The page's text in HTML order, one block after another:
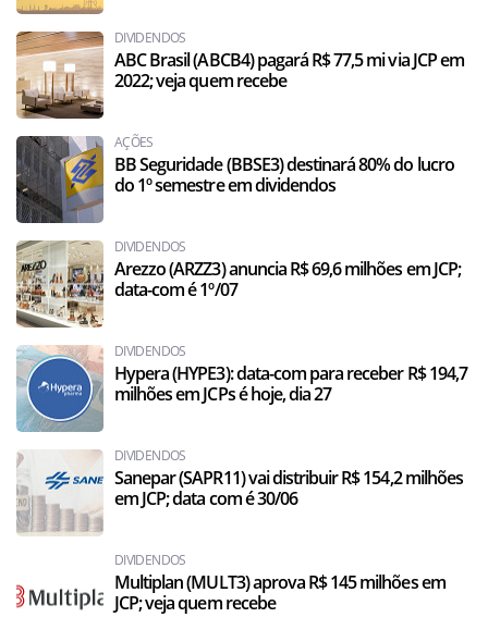
DIVIDENDOS
ABC Brasil (ABCB4) pagará R$ 77,5 mi via JCP em
2022; veja quem recebe
AÇÕES
BB Seguridade (BBSE3) destinará 80% do lucro
do 1º semestre em dividendos
DIVIDENDOS
Arezzo (ARZZ3) anuncia R$ 69,6 milhões em JCP;
data-com é 1º/07
DIVIDENDOS
Hypera (HYPE3): data-com para receber R$ 194,7
milhões em JCPs é hoje, dia 27
DIVIDENDOS
Sanepar (SAPR11) vai distribuir R$ 154,2 milhões
em JCP; data com é 30/06
DIVIDENDOS
Multiplan (MULT3) aprova R$ 145 milhões em
JCP; veja quem recebe